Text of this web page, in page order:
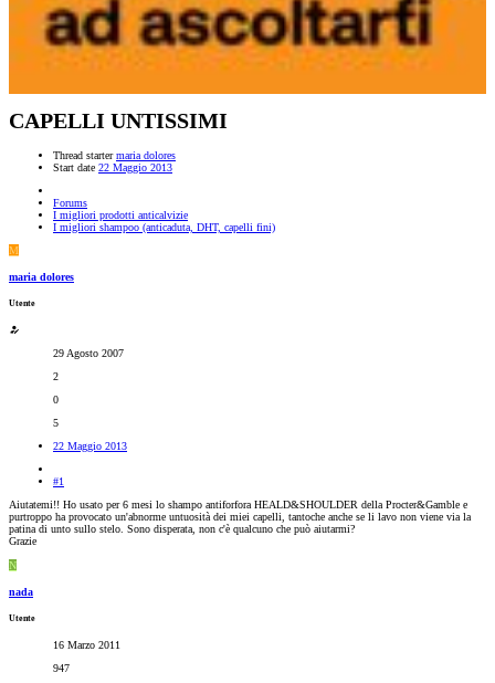
CAPELLI UNTISSIMI
Thread starter maria dolores
Start date 22 Maggio 2013
Forums
I migliori prodotti anticalvizie
I migliori shampoo (anticaduta, DHT, capelli fini)
M
maria dolores
Utente
29 Agosto 2007
2
0
5
22 Maggio 2013
#1
Aiutatemi!! Ho usato per 6 mesi lo shampo antiforfora HEALD&SHOULDER della Procter&Gamble e
purtroppo ha provocato un'abnorme untuosità dei miei capelli, tantoche anche se li lavo non viene via la
patina di unto sullo stelo. Sono disperata, non c'è qualcuno che può aiutarmi?
Grazie
N
nada
Utente
16 Marzo 2011
947